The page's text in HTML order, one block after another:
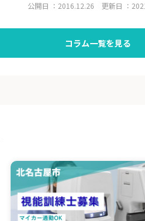
公開日 ：2016.12.26 更新日 ：
コラム一覧を見る